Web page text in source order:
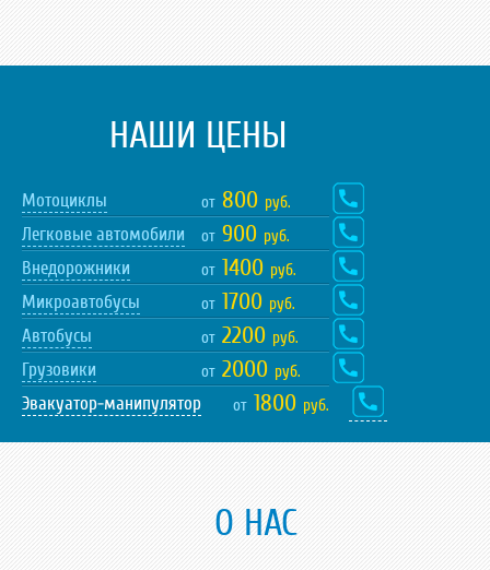
НАШИ ЦЕНЫ
Мотоциклы от 800 руб.
Легковые автомобили от 900 руб.
Внедорожники от 1400 руб.
Микроавтобусы от 1700 руб.
Автобусы от 2200 руб.
Грузовики от 2000 руб.
Эвакуатор-манипулятор от 1800 руб.
О НАС